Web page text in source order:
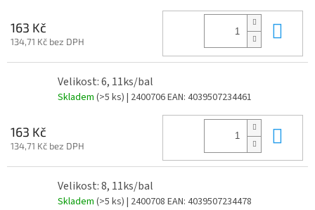
163 Kč
134,71 Kč bez DPH
Velikost: 6, 11ks/bal
Skladem (>5 ks) | 2400706EAN: 4039507234461
163 Kč
134,71 Kč bez DPH
Velikost: 8, 11ks/bal
Skladem (>5 ks) | 2400708 EAN: 4039507234478